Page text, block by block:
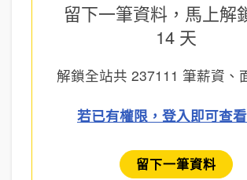
留下一筆資料，馬上解
14 天
解鎖全站共 237111 筆薪資、
若已有權限，登入即可查
留下一筆資料